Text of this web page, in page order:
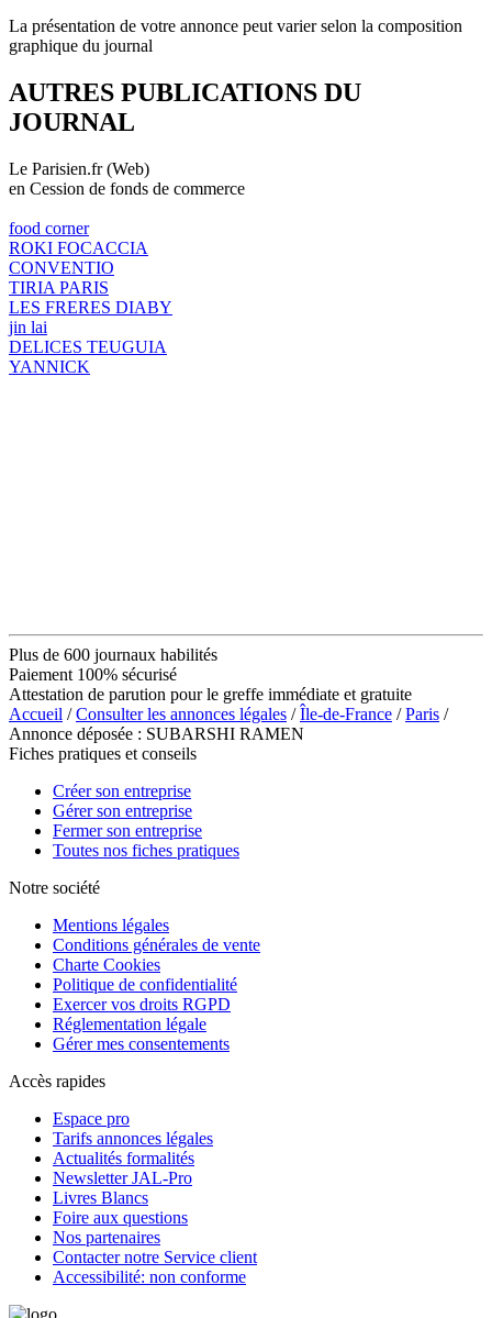
La présentation de votre annonce peut varier selon la composition
graphique du journal
AUTRES PUBLICATIONS DU
JOURNAL
Le Parisien.fr (Web)
en Cession de fonds de commerce
food corner
ROKI FOCACCIA
CONVENTIO
TIRIA PARIS
LES FRERES DIABY
jin lai
DELICES TEUGUIA
YANNICK
Plus de 600 journaux habilités
Paiement 100% sécurisé
Attestation de parution pour le greffe immédiate et gratuite
Accueil /Consulter les annonces légales /Île-de-France /Paris /
Annonce déposée : SUBARSHI RAMEN
Fiches pratiques et conseils
Créer son entreprise
Gérer son entreprise
Fermer son entreprise
Toutes nos fiches pratiques
Notre société
Mentions légales
Conditions générales de vente
Charte Cookies
Politique de confidentialité
Exercer vos droits RGPD
Réglementation légale
Gérer mes consentements
Accès rapides
Espace pro
Tarifs annonces légales
Actualités formalités
Newsletter JAL-Pro
Livres Blancs
Foire aux questions
Nos partenaires
Contacter notre Service client
Accessibilité: non conforme